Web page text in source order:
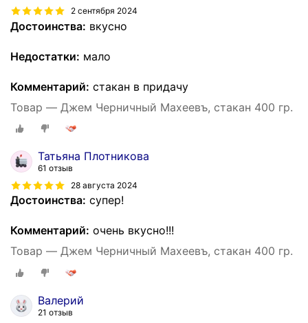
2 сентября 2024
Достоинства: вкусно
Недостатки: мало
Комментарий: стакан в придачу
Товар — Джем Черничный Махеевъ, стакан 400 гр.
Татьяна Плотникова
61 отзыв
28 августа 2024
Достоинства: супер!
Комментарий: очень вкусно!!!
Товар — Джем Черничный Махеевъ, стакан 400 гр.
Валерий
21 отзыв